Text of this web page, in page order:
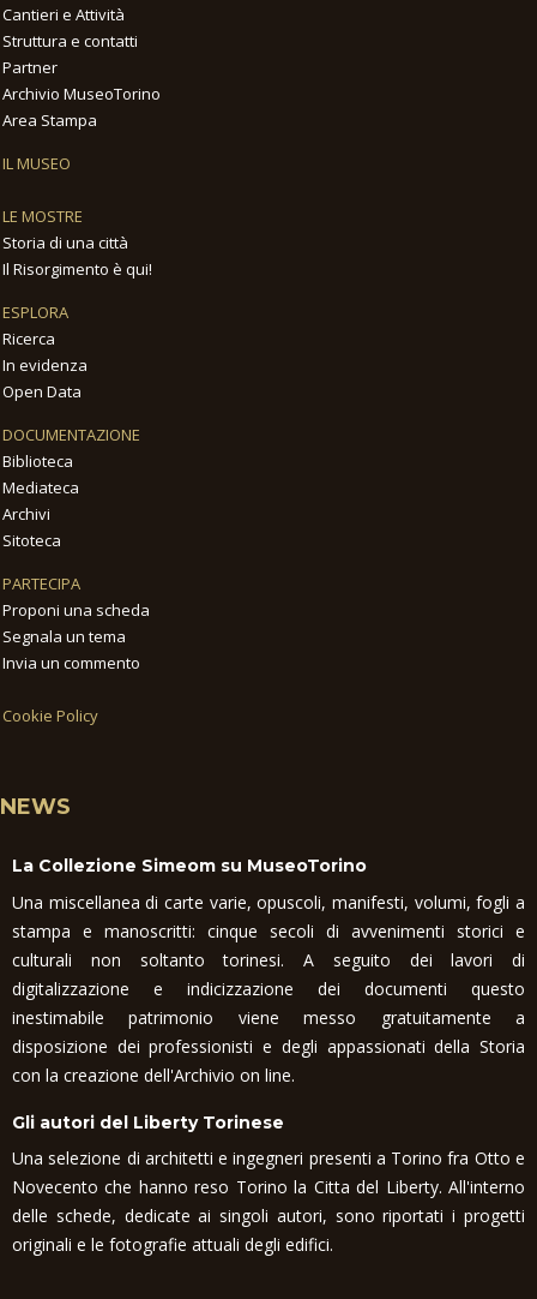
Cantieri e Attività
Struttura e contatti
Partner
Archivio MuseoTorino
Area Stampa
IL MUSEO
LE MOSTRE
Storia di una città
Il Risorgimento è qui!
ESPLORA
Ricerca
In evidenza
Open Data
DOCUMENTAZIONE
Biblioteca
Mediateca
Archivi
Sitoteca
PARTECIPA
Proponi una scheda
Segnala un tema
Invia un commento
Cookie Policy
NEWS
La Collezione Simeom su MuseoTorino
Una miscellanea di carte varie, opuscoli, manifesti, volumi, fogli a
stampa e manoscritti: cinque secoli di avvenimenti storici e
culturali non soltanto torinesi. A seguito dei lavori di
digitalizzazione e indicizzazione dei documenti questo
inestimabile patrimonio viene messo gratuitamente a
disposizione dei professionisti e degli appassionati della Storia
con la creazione dell'Archivio on line.
Gli autori del Liberty Torinese
Una selezione di architetti e ingegneri presenti a Torino fra Otto e
Novecento che hanno reso Torino la Citta del Liberty. All'interno
delle schede, dedicate ai singoli autori, sono riportati i progetti
originali e le fotografie attuali degli edifici.